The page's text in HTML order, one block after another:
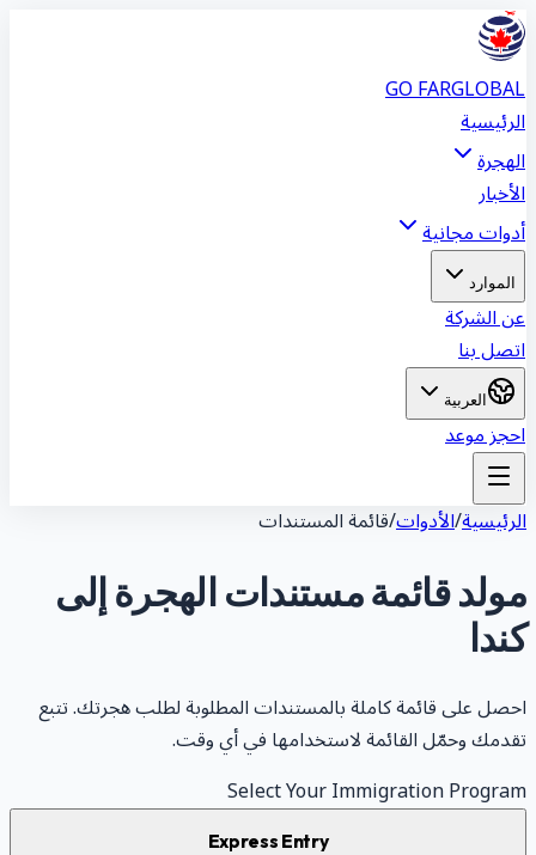
GO FARGLOBAL
الرئيسية
الهجرة
الأخبار
أدوات مجانية
الموارد
عن الشركة
اتصل بنا
العربية
احجز موعد
/الأدوات/قائمة المستندات
قائمة مستندات الهجرة إلى
على قائمة كاملة بالمستندات المطلوبة لطلب هجرتك. تتبع
وحمّل القائمة لاستخدامها في أي وقت.
Select Your Immigration
Express Entry